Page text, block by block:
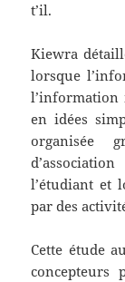
t’il.
Kiewra
lorsque
l’information
en idées
organisée
l’étudiant et
par des
Cette étude
concepteurs